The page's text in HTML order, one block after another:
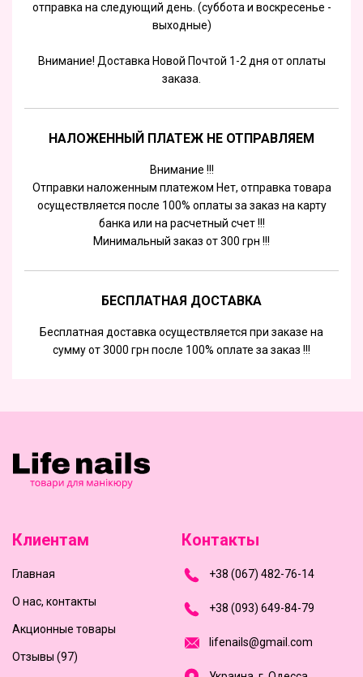
отправка на следующий день. (суббота и воскресенье -
выходные)
Внимание! Доставка Новой Почтой 1-2 дня от оплаты
заказа.
НАЛОЖЕННЫЙ ПЛАТЕЖ НЕ ОТПРАВЛЯЕМ
Внимание !!!
Отправки наложенным платежом Нет, отправка товара
осуществляется после 100% оплаты за заказ на карту
банка или на расчетный счет !!!
Минимальный заказ от 300 грн !!!
БЕСПЛАТНАЯ ДОСТАВКА
Бесплатная доставка осуществляется при заказе на
сумму от 3000 грн после 100% оплате за заказ !!!
Клиентам
Главная
О нас, контакты
Акционные товары
Отзывы (97)
Контакты
+38 (067) 482-76-14
+38 (093) 649-84-79
ifenai s@gmai com